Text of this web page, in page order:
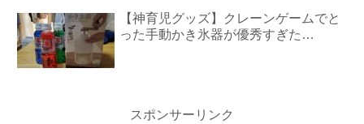
【神育児グッズ】クレーンゲームでと
った手動かき氷器が優秀すぎた…
スポンサーリンク